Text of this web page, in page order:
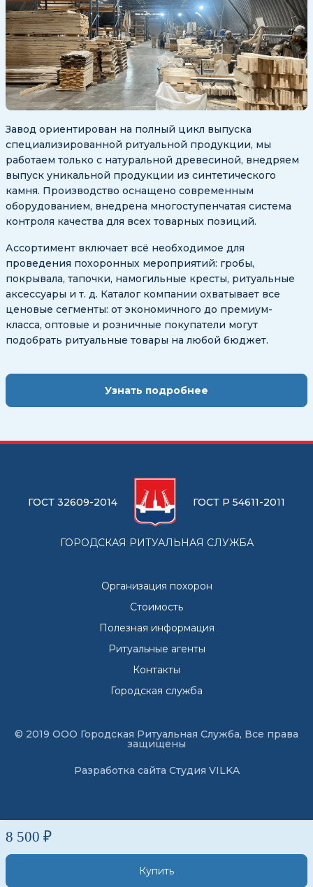
8 500 ₽
Купить
Завод ориентирован на полный цикл выпуска
специализированной ритуальной продукции, мы
работаем только с натуральной древесиной, внедряем
выпуск уникальной продукции из синтетического
камня. Производство оснащено современным
оборудованием, внедрена многоступенчатая система
контроля качества для всех товарных позиций.
Ассортимент включает всё необходимое для
проведения похоронных мероприятий: гробы,
покрывала, тапочки, намогильные кресты, ритуальные
аксессуары и т. д. Каталог компании охватывает все
ценовые сегменты: от экономичного до премиум-
класса, оптовые и розничные покупатели могут
подобрать ритуальные товары на любой бюджет.
Узнать подробнее
ГОСТ 32609-2014 ГОСТ Р 54611-2011
ГОРОДСКАЯ РИТУАЛЬНАЯ СЛУЖБА
Организация похорон
Стоимость
Полезная информация
Ритуальные агенты
Контакты
Городская служба
© 2019 ООО Городская Ритуальная Служба, Все права
защищены
Разработка сайта Студия VILKA